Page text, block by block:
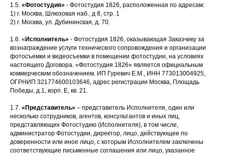
1.5. «Фотостудия» - Фотостудия 1826, расположенная по адресам:
1) г. Москва, Шлюзовая наб., д 8, стр. 1
2) г. Москва, ул. Дубининская, д. 70.
1.6. « Исполнитель» - Фотостудия 1826, оказывающая Заказчику за
вознаграждение услуги технического сопровождения и организации
фотосъемки и видеосъемки в помещении фотостудии, на условиях
настоящего Договора. «Фотостудия 1826» является официальным
коммерческим обозначением. ИП Гуревич Е.М., ИНН 773013004925,
ОГРНИП 321774600103646, адрес регистрации Москва, Площадь
Победы, д.1, корп. Е, кв. 21.
1.7. «Представитель» – представитель Исполнителя, один или
несколько сотрудников, агентов, консультантов и иных лиц,
представляющих Фотостудию (Исполнителя), в том числе,
администратор Фотостудии, директор, лицо, действующее по
доверенности или иное лицо, с которым Исполнителем заключены
соответствующие письменные соглашения или лицо, указанное